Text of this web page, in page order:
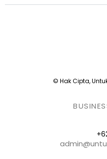
© Hak Cipta,